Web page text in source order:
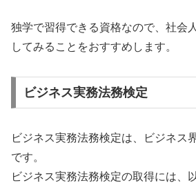
独学で習得できる資格なので、社会
してみることをおすすめします。
ビジネス実務法務検定
ビジネス実務法務検定は、ビジネス
です。
ビジネス実務法務検定の取得には、